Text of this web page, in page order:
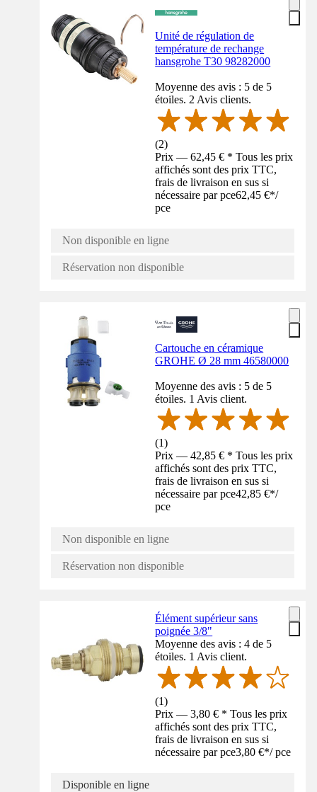
Unité de régulation de
température de rechange
hansgrohe T30 98282000
Moyenne des avis : 5 de 5
étoiles. 2 Avis clients.
(2)
Prix — 62,45 € * Tous les prix
affichés sont des prix TTC,
frais de livraison en sus si
nécessaire par pce62,45 €*/
pce
Non disponible en ligne
Réservation non disponible
Cartouche en céramique
GROHE Ø 28 mm 46580000
Moyenne des avis : 5 de 5
étoiles. 1 Avis client.
(1)
Prix — 42,85 € * Tous les prix
affichés sont des prix TTC,
frais de livraison en sus si
nécessaire par pce42,85 €*/
pce
Non disponible en ligne
Réservation non disponible
Élément supérieur sans
poignée 3/8"
Moyenne des avis : 4 de 5
étoiles. 1 Avis client.
(1)
Prix — 3,80 € * Tous les prix
affichés sont des prix TTC,
frais de livraison en sus si
nécessaire par pce3,80 €*/ pce
Disponible en ligne